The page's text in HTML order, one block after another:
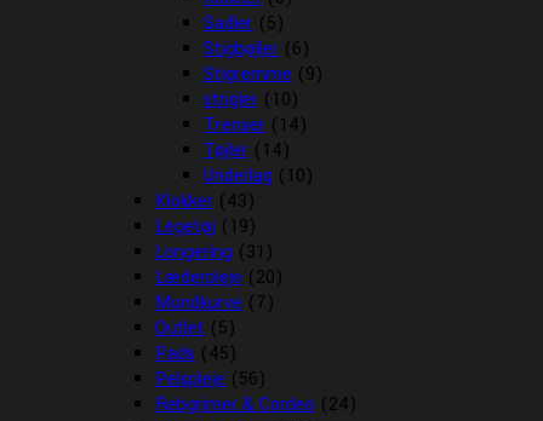
Sadler (5)
Stigbøjler (6)
Stigremme (9)
strigler (10)
Trenser (14)
Tøjler (14)
Underlag (10)
Klokker (43)
Legetøj (19)
Longering (31)
Læderpleje (20)
Mundkurve (7)
Outlet (5)
Pads (45)
Pelspleje (56)
Rebgrimer & Cordeo (24)